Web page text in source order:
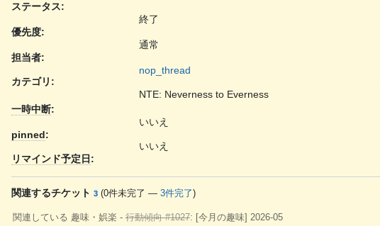
ステータス:
終了
優先度:
通常
担当者:
nop_thread
カテゴリ:
NTE: Neverness to Everness
一時中断:
いいえ
pinned:
いいえ
リマインド予定日 :
関連するチケット 3 (0件未完了 — 3件完了)
関連している 趣味・娯楽 - 行動傾向 #1027: [今月の趣味] 2026-05